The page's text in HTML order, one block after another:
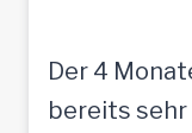
Der 4
bereits sehr